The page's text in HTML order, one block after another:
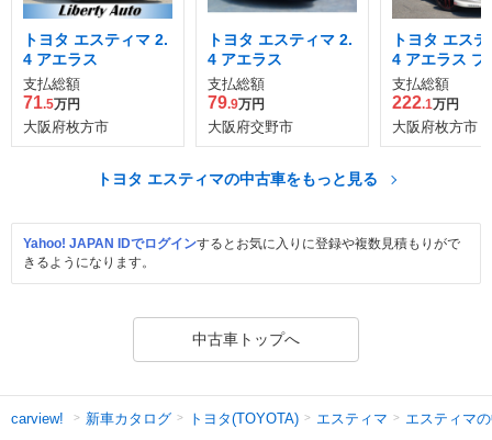
トヨタ エスティマ 2.
4 アエラス
支払総額
71.5万円
大阪府枚方市
トヨタ エスティマ 2.
4 アエラス
支払総額
79.9万円
大阪府交野市
トヨタ エス
4 アエラス プ
ム
支払総額
222.1万円
大阪府枚方市
トヨタ エスティマの中古車をもっと見る
Yahoo! JAPAN IDでログインするとお気に入りに登録や複数見積もりがで
きるようになります。
中古車トップへ
carview! 新車カタログ トヨタ(TOYOTA) エスティマ エスティマ